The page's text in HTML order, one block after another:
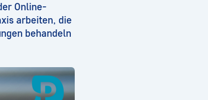
Online-
arbeiten, die
behandeln